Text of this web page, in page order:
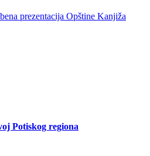
Potiskog regiona